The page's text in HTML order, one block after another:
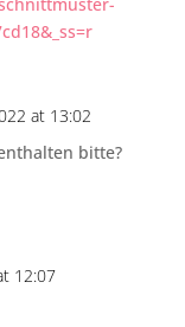
at 13:02
bitte?
12:07